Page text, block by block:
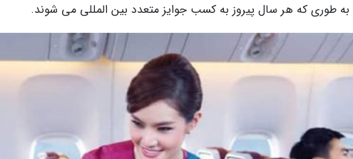
به طوری که هر سال پیروز به کسب جوایز متعدد بین المللی می شوند.